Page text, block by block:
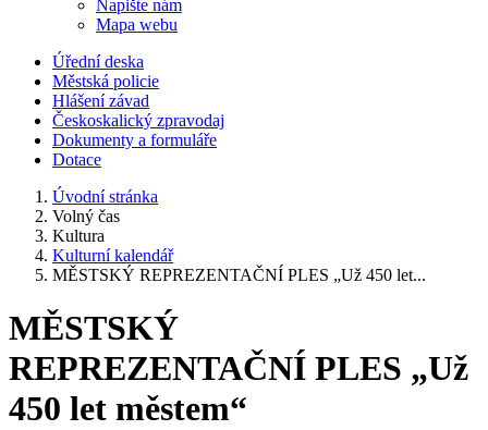
Napište nám
Mapa webu
Úřední deska
Městská policie
Hlášení závad
Českoskalický zpravodaj
Dokumenty a formuláře
Dotace
Úvodní stránka
Volný čas
Kultura
Kulturní kalendář
MĚSTSKÝ REPREZENTAČNÍ PLES „Už 450 let...
MĚSTSKÝ
REPREZENTAČNÍ PLES „Už
450 let městem“